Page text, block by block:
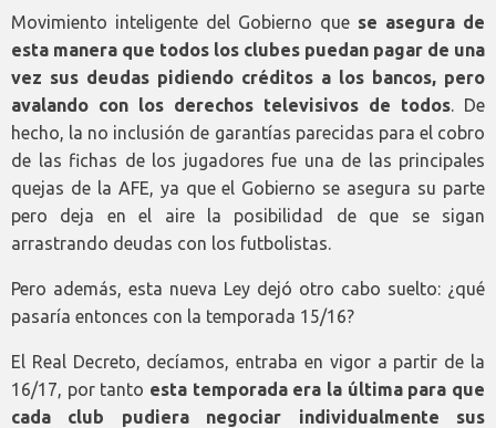
Movimiento inteligente del Gobierno que se asegura de
esta manera que todos los clubes puedan pagar de una
vez sus deudas pidiendo créditos a los bancos, pero
avalando con los derechos televisivos de todos. De
hecho, la no inclusión de garantías parecidas para el cobro
de las fichas de los jugadores fue una de las principales
quejas de la AFE, ya que el Gobierno se asegura su parte
pero deja en el aire la posibilidad de que se sigan
arrastrando deudas con los futbolistas.
Pero además, esta nueva Ley dejó otro cabo suelto: ¿qué
pasaría entonces con la temporada 15/16?
El Real Decreto, decíamos, entraba en vigor a partir de la
16/17, por tanto esta temporada era la última para que
cada club pudiera negociar individualmente sus